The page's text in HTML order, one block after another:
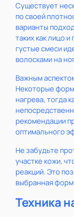
Существует
по своей
варианты
таких как лицо
густые смеси
волосками на
Важным
Некоторые
нагрева, тогда
рекомендации
оптимального
Не забудьте
участке кожи,
реакций. Это
выбранная
Техника